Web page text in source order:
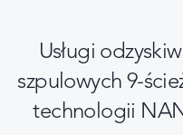
Usługi
szpulowych 9-
technologii